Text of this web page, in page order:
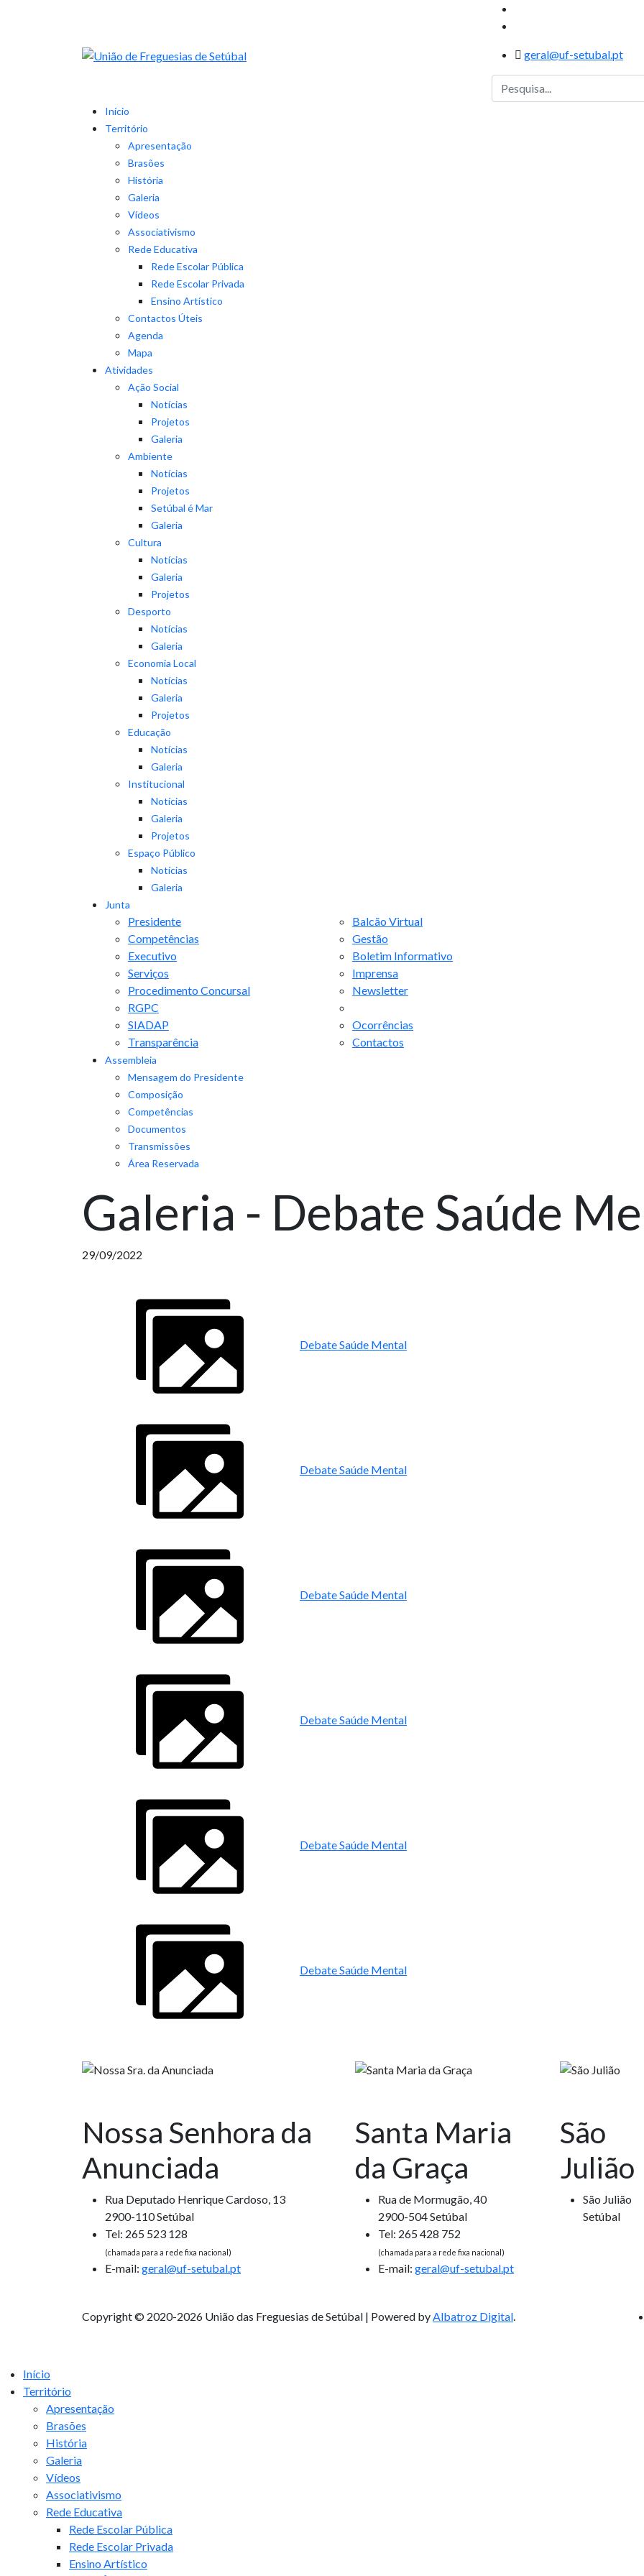
geral@uf-setubal.pt
Início
Território
Apresentação
Brasões
História
Galeria
Vídeos
Associativismo
Rede Educativa
Rede Escolar Pública
Rede Escolar Privada
Ensino Artístico
Contactos Úteis
Agenda
Mapa
Atividades
Ação Social
Notícias
Projetos
Galeria
Ambiente
Notícias
Projetos
Setúbal é Mar
Galeria
Cultura
Notícias
Galeria
Projetos
Desporto
Notícias
Galeria
Economia Local
Notícias
Galeria
Projetos
Educação
Notícias
Galeria
Institucional
Notícias
Galeria
Projetos
Espaço Público
Notícias
Galeria
Junta
Presidente
Competências
Executivo
Serviços
Procedimento Concursal
RGPC
SIADAP
Transparência
Balcão Virtual
Gestão
Boletim Informativo
Imprensa
Newsletter
Ocorrências
Contactos
Assembleia
Mensagem do Presidente
Composição
Competências
Documentos
Transmissões
Área Reservada
Galeria - Debate Saúde
29/09/2022
Debate Saúde Mental
Debate Saúde Mental
Debate Saúde Mental
Debate Saúde Mental
Debate Saúde Mental
Debate Saúde Mental
Nossa Senhora da
Anunciada
Rua Deputado Henrique Cardoso, 13
2900-110 Setúbal
Tel: 265 523 128
(chamada para a rede fixa nacional)
E-mail: geral@uf-setubal.pt
Santa Maria
da Graça
Rua de Mormugão, 40
2900-504 Setúbal
Tel: 265 428 752
(chamada para a rede fixa nacional)
E-mail: geral@uf-setubal.pt
São
Julião
São Julião
Setúbal
Copyright © 2020-2026 União das Freguesias de Setúbal | Powered byAlbatroz Digital.
Início
Território
Apresentação
Brasões
História
Galeria
Vídeos
Associativismo
Rede Educativa
Rede Escolar Pública
Rede Escolar Privada
Ensino Artístico